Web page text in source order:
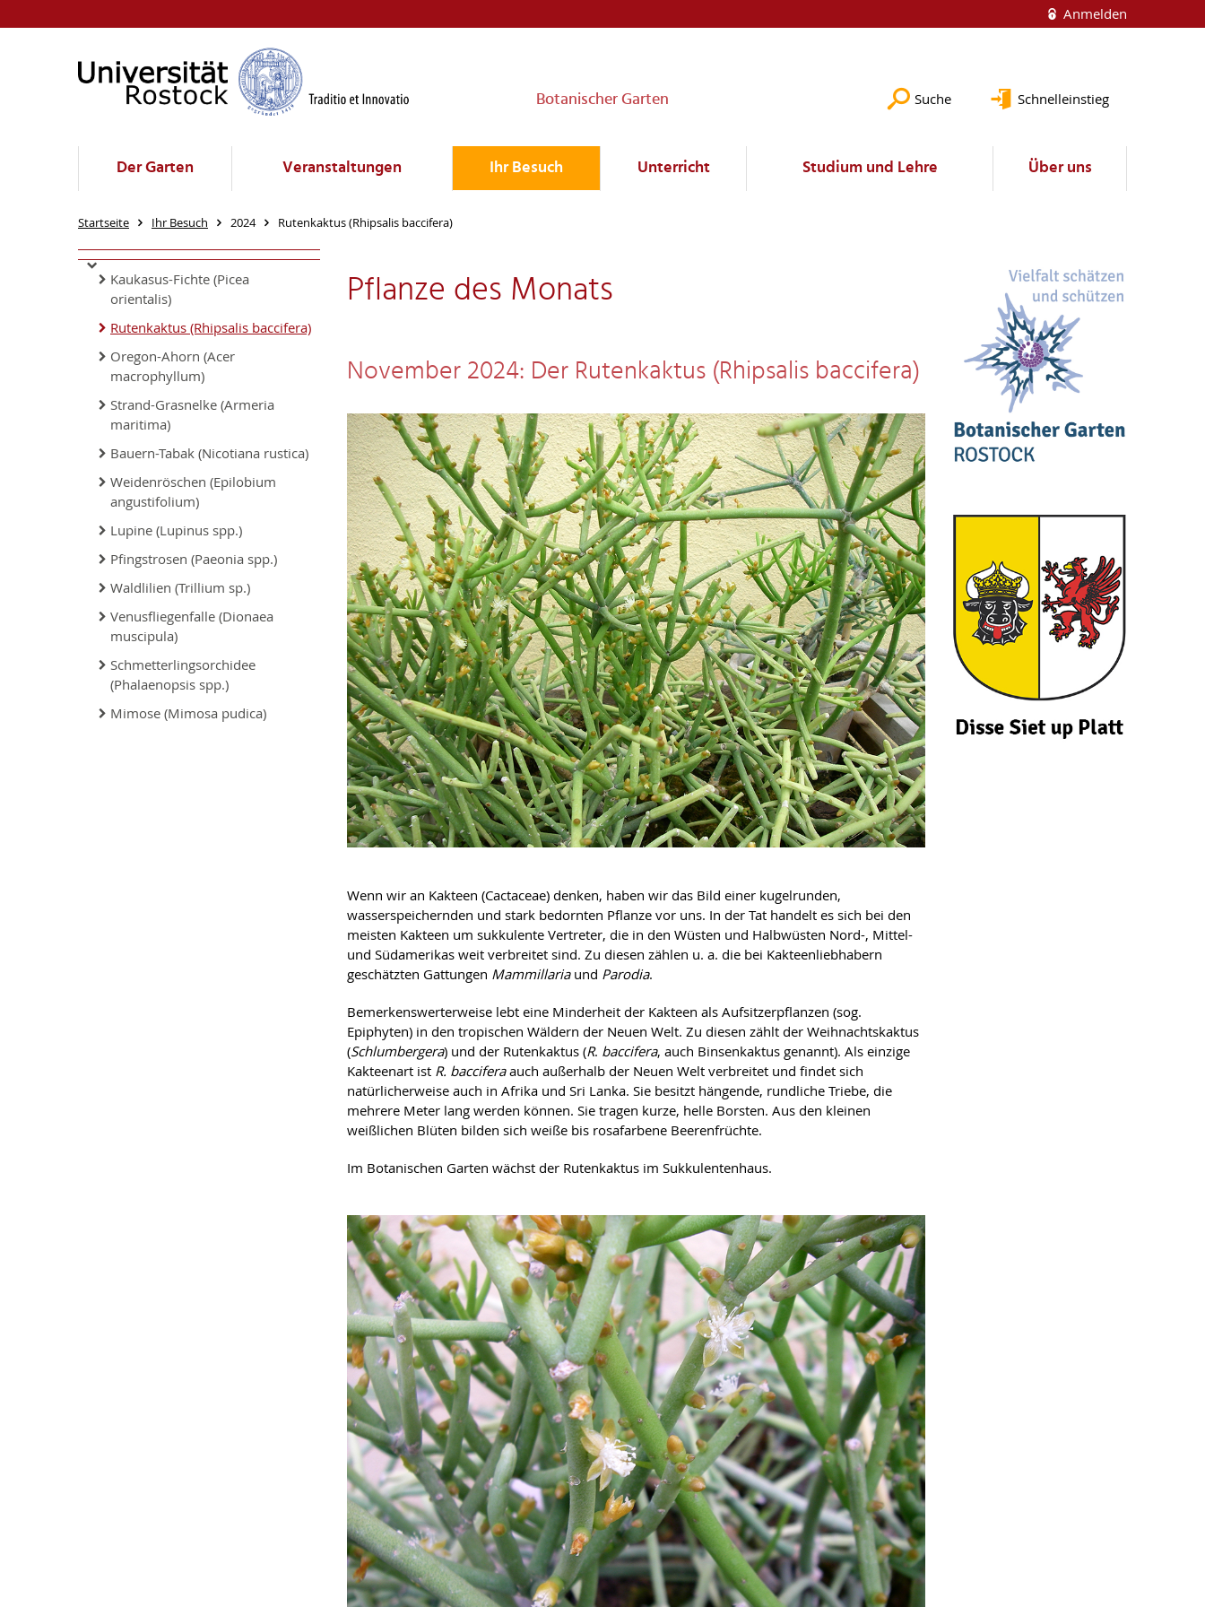
Anmelden
Botanischer Garten Suche Schnelleinstieg
Der Garten Veranstaltungen Ihr Besuch Unterricht Studium und Lehre Über uns
Startseite Ihr Besuch 2024 Rutenkaktus (Rhipsalis baccifera)
Kaukasus-Fichte (Picea
orientalis)
Rutenkaktus (Rhipsalis baccifera)
Oregon-Ahorn (Acer
macrophyllum)
Strand-Grasnelke (Armeria
maritima)
Bauern-Tabak (Nicotiana rustica)
Weidenröschen (Epilobium
angustifolium)
Lupine (Lupinus spp.)
Pfingstrosen (Paeonia spp.)
Waldlilien (Trillium sp.)
Venusfliegenfalle (Dionaea
muscipula)
Schmetterlingsorchidee
(Phalaenopsis spp.)
Mimose (Mimosa pudica)
Pflanze des Monats
November 2024: Der Rutenkaktus (Rhipsalis baccifera)
Wenn wir an Kakteen (Cactaceae) denken, haben wir das Bild einer kugelrunden,
wasserspeichernden und stark bedornten Pflanze vor uns. In der Tat handelt es sich bei den
meisten Kakteen um sukkulente Vertreter, die in den Wüsten und Halbwüsten Nord-, Mittel-
und Südamerikas weit verbreitet sind. Zu diesen zählen u. a. die bei Kakteenliebhabern
geschätzten Gattungen Mammillariaund Parodia.
Bemerkenswerterweise lebt eine Minderheit der Kakteen als Aufsitzerpflanzen (sog.
Epiphyten) in den tropischen Wäldern der Neuen Welt. Zu diesen zählt der Weihnachtskaktus
(Schlumbergera) und der Rutenkaktus (R. baccifera, auch Binsenkaktus genannt). Als einzige
Kakteenart ist R. bacciferaauch außerhalb der Neuen Welt verbreitet und findet sich
natürlicherweise auch in Afrika und Sri Lanka. Sie besitzt hängende, rundliche Triebe, die
mehrere Meter lang werden können. Sie tragen kurze, helle Borsten. Aus den kleinen
weißlichen Blüten bilden sich weiße bis rosafarbene Beerenfrüchte.
Im Botanischen Garten wächst der Rutenkaktus im Sukkulentenhaus.